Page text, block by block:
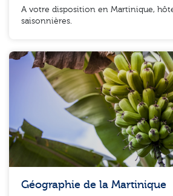
A votre disposition en Martinique,
saisonnières.
Géographie de la Martinique